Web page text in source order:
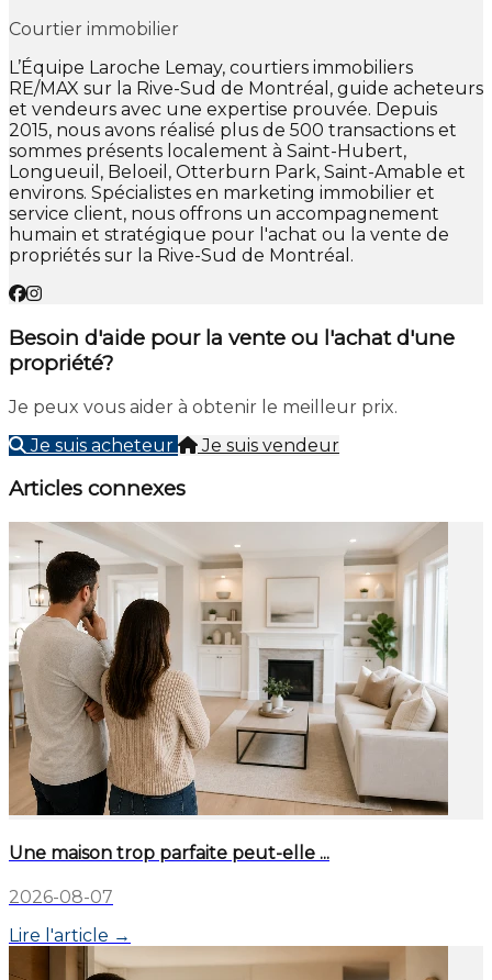
Courtier immobilier
L’Équipe Laroche Lemay, courtiers immobiliers
RE/MAX sur la Rive-Sud de Montréal, guide acheteurs
et vendeurs avec une expertise prouvée. Depuis
2015, nous avons réalisé plus de 500 transactions et
sommes présents localement à Saint-Hubert,
Longueuil, Beloeil, Otterburn Park, Saint-Amable et
environs. Spécialistes en marketing immobilier et
service client, nous offrons un accompagnement
humain et stratégique pour l'achat ou la vente de
propriétés sur la Rive-Sud de Montréal.
Besoin d'aide pour la vente ou l'achat d'une
propriété?
Je peux vous aider à obtenir le meilleur prix.
Je suis acheteur
Je suis vendeur
Articles connexes
Une maison trop parfaite peut-elle ...
2026-08-07
Lire l'article →